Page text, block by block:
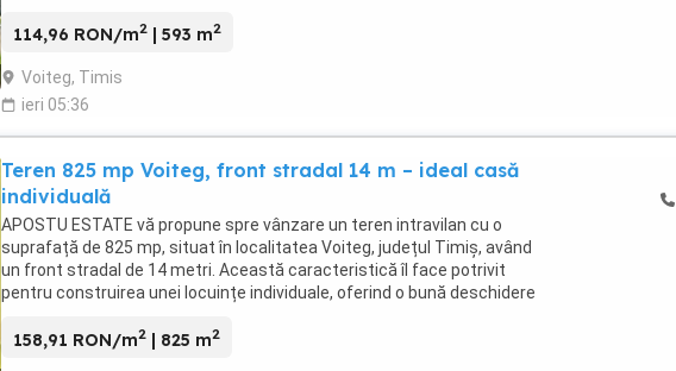
114,96 RON/m2 | 593 m2
Voiteg, Timis
ieri 05:36
Teren 825 mp Voiteg, front stradal 14 m – ideal casă
individuală
APOSTU ESTATE vă propune spre vânzare un teren intravilan cu o
suprafață de 825 mp, situat în localitatea Voiteg, județul Timiș, având
un front stradal de 14 metri. Această caracteristică îl face potrivit
pentru construirea unei locuințe individuale, oferind o bună deschidere
158,91 RON/m2 | 825 m2